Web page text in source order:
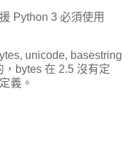
Python 3 必須使用
unicode, basestring
，bytes 在 2.5 沒有定
義。